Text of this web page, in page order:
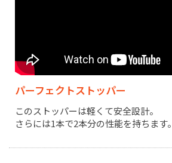
パーフェクトストッパー
このストッパーは軽くて安全設計。
さらには1本で2本分の性能を持ちます。